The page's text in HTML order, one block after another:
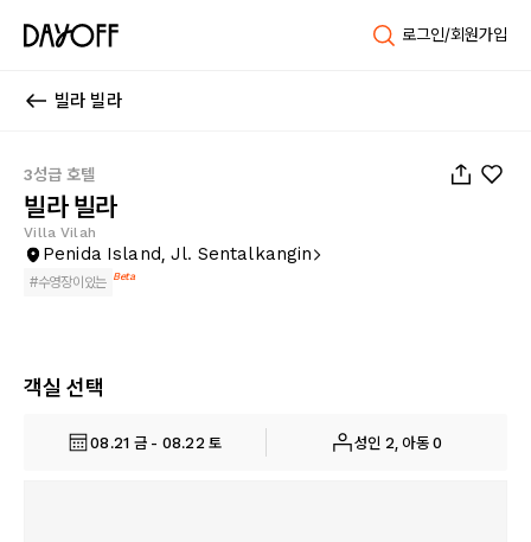
로그인/회원가입
빌라 빌라
3성급 호텔
빌라 빌라
Villa Vilah
Penida Island, Jl. Sentalkangin
#수영장이있는 Beta
객실 선택
08.21 금 - 08.22 토 성인 2, 아동 0